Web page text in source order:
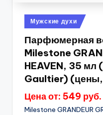
Опубликовано
в
Мужские духи
Парфюмерная
Milestone
HEAVEN, 35 мл
Gaultier)
Цена от: 549 руб.
Milestone GRANDEUR